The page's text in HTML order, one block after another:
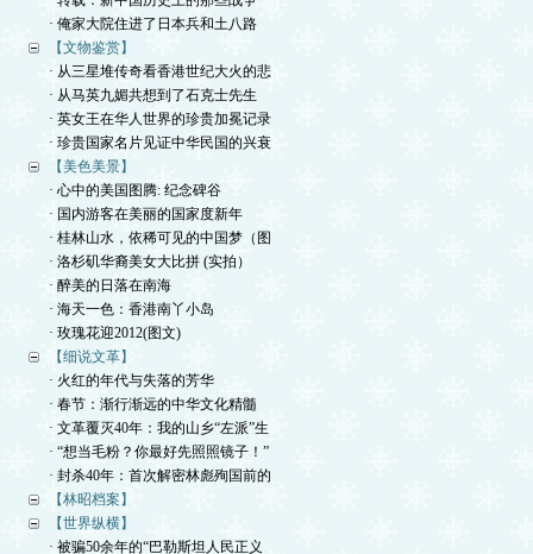
· 俺家大院住进了日本兵和土八路
【文物鉴赏】
· 从三星堆传奇看香港世纪大火的悲
· 从马英九媚共想到了石克士先生
· 英女王在华人世界的珍贵加冕记录
· 珍贵国家名片见证中华民国的兴衰
【美色美景】
· 心中的美国图腾: 纪念碑谷
· 国内游客在美丽的国家度新年
· 桂林山水，依稀可见的中国梦（图
· 洛杉矶华裔美女大比拼 (实拍）
· 醉美的日落在南海
· 海天一色：香港南丫小岛
· 玫瑰花迎2012(图文)
【细说文革】
· 火红的年代与失落的芳华
· 春节：渐行渐远的中华文化精髓
· 文革覆灭40年：我的山乡“左派”生
· “想当毛粉？你最好先照照镜子！”
· 封杀40年：首次解密林彪殉国前的
【林昭档案】
【世界纵横】
· 被骗50余年的“巴勒斯坦人民正义